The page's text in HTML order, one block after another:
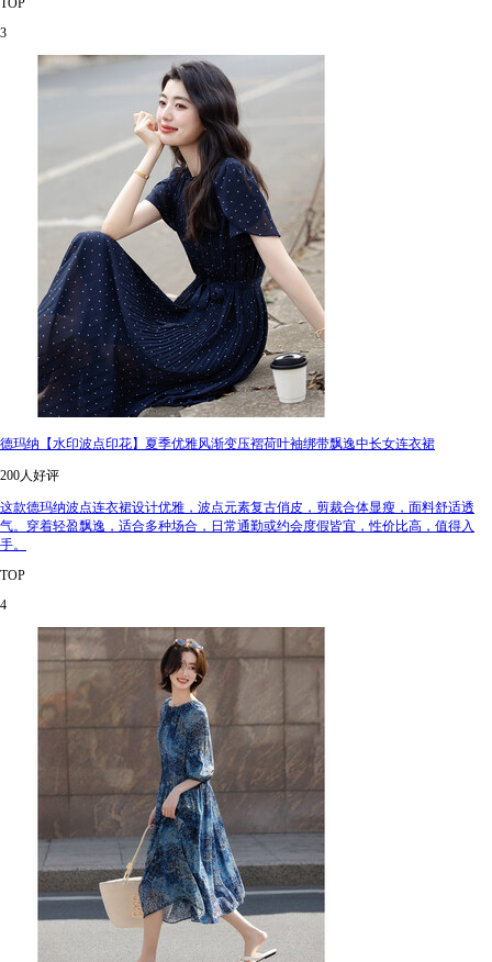
TOP
3
德玛纳【水印波点印花】夏季优雅风渐变压褶荷叶袖绑带飘逸中长女连衣裙
200人好评
这款德玛纳波点连衣裙设计优雅，波点元素复古俏皮，剪裁合体显瘦，面料舒适透
气。穿着轻盈飘逸，适合多种场合，日常通勤或约会度假皆宜，性价比高，值得入
手。
TOP
4